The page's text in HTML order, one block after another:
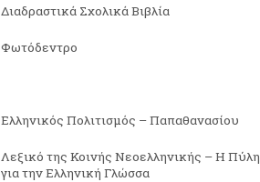
Διαδραστικά Σχολικά Βιβλία
Φωτόδεντρο
Ελληνικός Πολιτισμός – Παπαθανασίου
Λεξικό της Κοινής Νεοελληνικής – Η Πύλη
για την Ελληνική Γλώσσα